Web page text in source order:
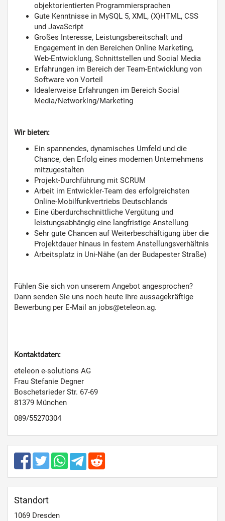
objektorientierten Programmiersprachen
Gute Kenntnisse in MySQL 5, XML, (X)HTML, CSS
und JavaScript
Großes Interesse, Leistungsbereitschaft und
Engagement in den Bereichen Online Marketing,
Web-Entwicklung, Schnittstellen und Social Media
Erfahrungen im Bereich der Team-Entwicklung von
Software von Vorteil
Idealerweise Erfahrungen im Bereich Social
Media/Networking/Marketing
Wir bieten:
Ein spannendes, dynamisches Umfeld und die
Chance, den Erfolg eines modernen Unternehmens
mitzugestalten
Projekt-Durchführung mit SCRUM
Arbeit im Entwickler-Team des erfolgreichsten
Online-Mobilfunkvertriebs Deutschlands
Eine überdurchschnittliche Vergütung und
leistungsabhängig eine langfristige Anstellung
Sehr gute Chancen auf Weiterbeschäftigung über die
Projektdauer hinaus in festem Anstellungsverhältnis
Arbeitsplatz in Uni-Nähe (an der Budapester Straße)
Fühlen Sie sich von unserem Angebot angesprochen?
Dann senden Sie uns noch heute Ihre aussagekräftige
Bewerbung per E-Mail an jobs@eteleon.ag.
Kontaktdaten:
eteleon e-solutions AG
Frau Stefanie Degner
Boschetsrieder Str. 67-69
81379 München
089/55270304
Standort
1069 Dresden